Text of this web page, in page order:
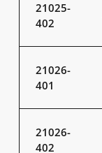
21025-
402
21026-
401
21026-
402